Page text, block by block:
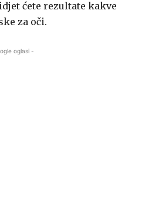
ćete rezultate kakve
za oči.
oglasi -